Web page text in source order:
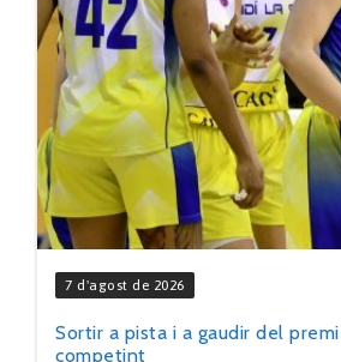
7 d'agost de 2026
Sortir a pista i a gaudir del
competint